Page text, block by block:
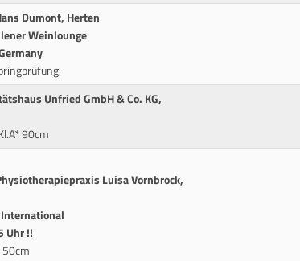
Dumont, Herten
Weinlounge
Unfried GmbH & Co. KG,
90cm
Luisa Vornbrock,
Uhr !!